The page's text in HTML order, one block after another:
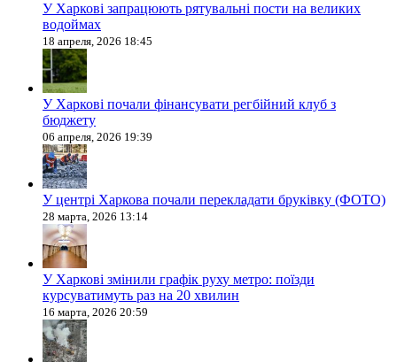
У Харкові запрацюють рятувальні пости на великих
водоймах
18 апреля, 2026 18:45
У Харкові почали фінансувати регбійний клуб з
бюджету
06 апреля, 2026 19:39
У центрі Харкова почали перекладати бруківку (ФОТО)
28 марта, 2026 13:14
У Харкові змінили графік руху метро: поїзди
курсуватимуть раз на 20 хвилин
16 марта, 2026 20:59